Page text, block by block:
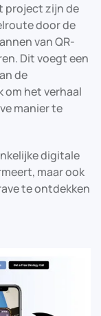
project zijn de
door de
van QR-
Dit voegt een
de
om het verhaal
manier te
digitale
maar ook
te ontdekken